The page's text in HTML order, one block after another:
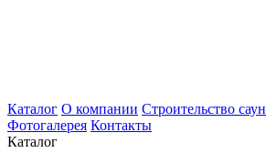
Каталог О компании Строительство саун
Фотогалерея Контакты
Каталог